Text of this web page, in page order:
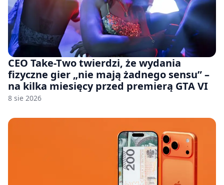
CEO Take-Two twierdzi, że wydania
fizyczne gier „nie mają żadnego sensu” –
na kilka miesięcy przed premierą GTA VI
8 sie 2026